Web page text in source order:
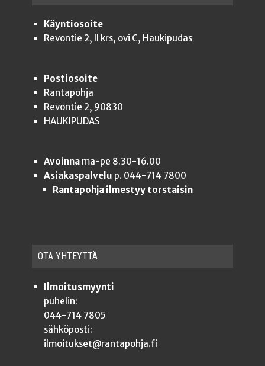
Käyntiosoite
Revontie 2, II krs, ovi C, Haukipudas
Postiosoite
Rantapohja
Revontie 2, 90830
HAUKIPUDAS
Avoinnama-pe 8.30-16.00
Asiakaspalvelu p. 044-714 7800
Rantapohja ilmestyy torstaisin
OTA YHTEYT­TÄ
Ilmoitusmyynti
puhelin:
044-714 7805
sähköposti:
ilmoitukset@rantapohja.fi